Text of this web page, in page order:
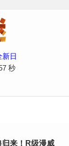
新日
秒
归来！R级漫威